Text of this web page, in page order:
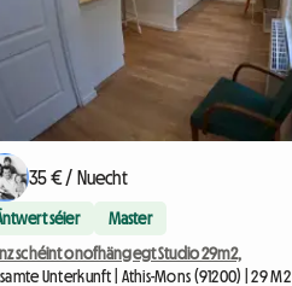
35 € / Nuecht
séier Master
schéint onofhängegt Studio 29m2,
Unterkunft | Athis-Mons (91200) | 29 M2